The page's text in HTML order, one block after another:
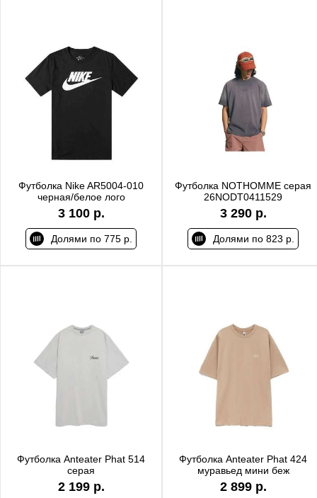
Футболка Nike AR5004-010
черная/белое лого
3 100 р.
Долями по 775 р.
Футболка NOTHOMME серая
26NODT0411529
3 290 р.
Долями по 823 р.
Футболка Anteater Phat 514
серая
2 199 р.
Футболка Anteater Phat 424
муравьед мини беж
2 899 р.